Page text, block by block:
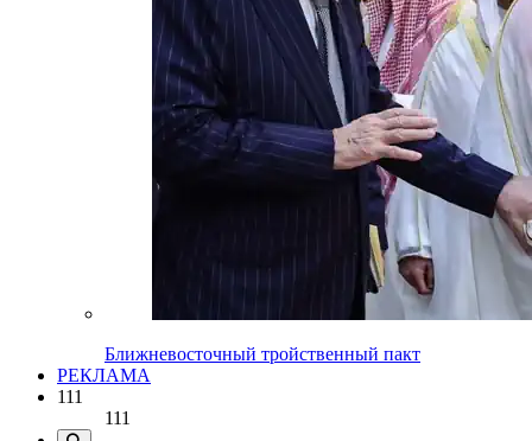
Ближневосточный тройственный пакт
РЕКЛАМА
111
111